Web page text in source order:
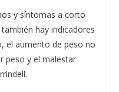
y síntomas a corto
hay indicadores
el aumento de peso no
peso y el malestar